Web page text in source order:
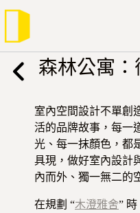
跳
主
森林公寓
室內空間設計不單創
活的品牌故事，每一
光、每一抹顏色，都
具現，做好室內設計
內而外、獨一無二的
在規劃 “木澄雅舍”